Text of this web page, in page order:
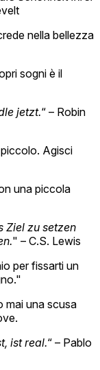
nella bellezza
sogni è il
jetzt.“ – Robin
Agisci
una piccola
Ziel zu setzen
" – C.S. Lewis
per fissarti un
mai una scusa
ist real.“ – Pablo